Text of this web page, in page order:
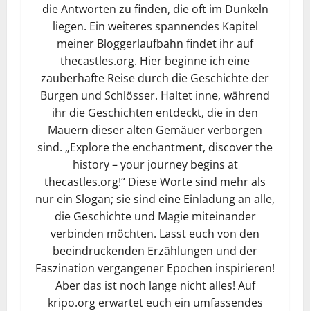
die Antworten zu finden, die oft im Dunkeln
liegen. Ein weiteres spannendes Kapitel
meiner Bloggerlaufbahn findet ihr auf
thecastles.org. Hier beginne ich eine
zauberhafte Reise durch die Geschichte der
Burgen und Schlösser. Haltet inne, während
ihr die Geschichten entdeckt, die in den
Mauern dieser alten Gemäuer verborgen
sind. „Explore the enchantment, discover the
history – your journey begins at
thecastles.org!“ Diese Worte sind mehr als
nur ein Slogan; sie sind eine Einladung an alle,
die Geschichte und Magie miteinander
verbinden möchten. Lasst euch von den
beeindruckenden Erzählungen und der
Faszination vergangener Epochen inspirieren!
Aber das ist noch lange nicht alles! Auf
kripo.org erwartet euch ein umfassendes